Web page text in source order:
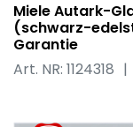
Miele Autark-
(schwarz-
Garantie
Art. NR: 1124318